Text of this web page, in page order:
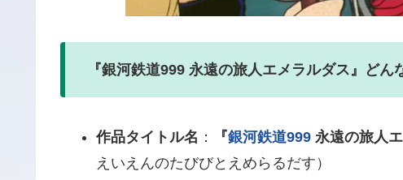
『銀河鉄道999 永遠の旅人エメラルダス』どん
作品タイトル名 ： 『銀河鉄道999 永遠の旅人
えいえんのたびびとえめらるだす）